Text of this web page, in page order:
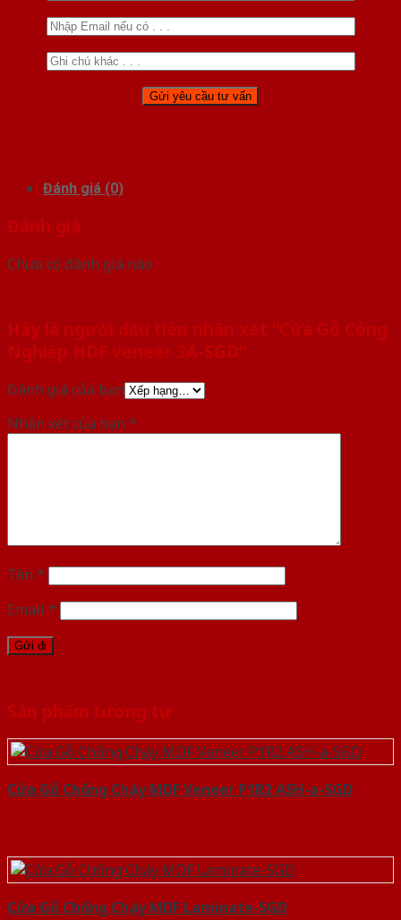
Đánh giá (0)
Đánh giá
Chưa có đánh giá nào.
Hãy là người đầu tiên nhận xét “Cửa Gỗ Công
Nghiệp HDF veneer 3A-SGD”
Đánh giá của bạn
Nhận xét của bạn *
Tên *
Email *
Sản phẩm tương tự
Cửa Gỗ Chống Cháy MDF Veneer P1R2 ASH-a-SGD
Cửa Gỗ Chống Cháy MDF Laminate-SGD